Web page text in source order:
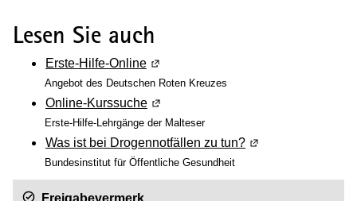
Lesen Sie auch
Erste-Hilfe-Online (Wird in einem neuen Fenster
Angebot des Deutschen Roten Kreuzes
Online-Kurssuche (Wird in einem neuen Fenster
Erste-Hilfe-Lehrgänge der Malteser
Was ist bei Drogennotfällen zu tun? (Wird in einem
Bundesinstitut für Öffentliche Gesundheit
Freigabevermerk